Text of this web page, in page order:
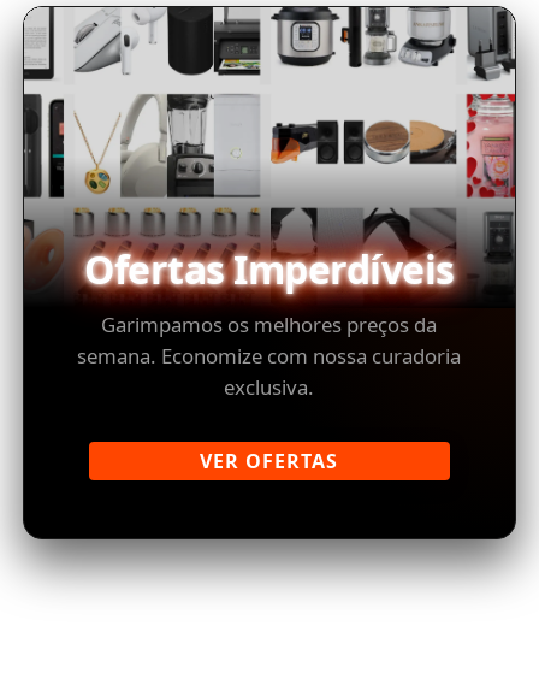
Ofertas Imperdíveis
Garimpamos os melhores preços da
semana. Economize com nossa curadoria
exclusiva.
VER OFERTAS